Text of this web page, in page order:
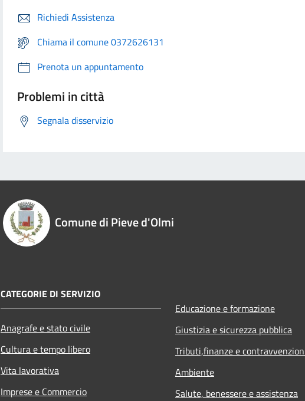
Richiedi Assistenza
Chiama il comune 0372626131
Prenota un appuntamento
Problemi in città
Segnala disservizio
Comune di Pieve d'Olmi
CATEGORIE DI SERVIZIO
Anagrafe e stato civile
Cultura e tempo libero
Vita lavorativa
Imprese e Commercio
Educazione e formazione
Giustizia e sicurezza pubblica
Tributi,finanze e
Ambiente
Salute, benessere e assistenza